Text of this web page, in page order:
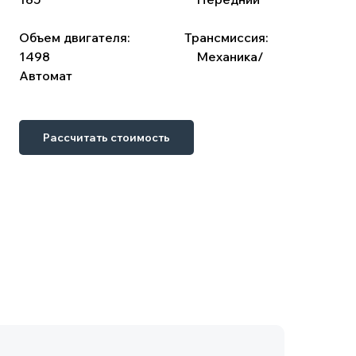
Объем двигателя:
Трансмиссия:
1498
Механика/
Автомат
Рассчитать стоимость
Сопутствующие затраты: